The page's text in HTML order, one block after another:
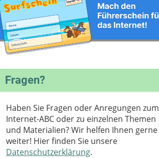
Fragen?
Haben Sie Fragen oder Anregungen zum
Internet-ABC oder zu einzelnen Themen
und Materialien? Wir helfen Ihnen gerne
weiter! ​Hier finden Sie unsere
Datenschutzerklärung.